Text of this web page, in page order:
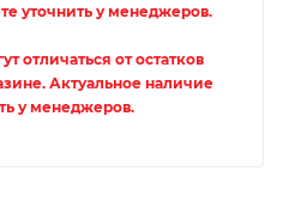
уточнить у менеджеров.
отличаться от остатков
Актуальное наличие
у менеджеров.